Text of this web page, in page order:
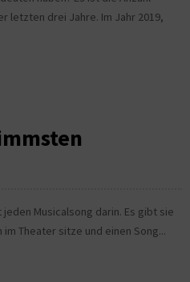
letzten drei Jahre. Im Jahr 2019,
Musicalsong darin. Es gibt sie
Theater sitze und einen Song...